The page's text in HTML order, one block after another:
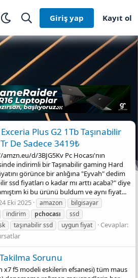
Giriş yap Kayıt ol
Plus G2 1Tb Taşınabilir
De Sadece 3419₺
d/3BJG5Kv Pc Hocası'nın
indirimli bir Taşınabilir gaming Hard
görünce bir anlığına "Eyvah" dedim
ssd fiyatları o kadar mı arttı acaba?" diye
ki bu ürünü buldum ve aynı fiyat...
Eki 2025 amazon
bilgisayar
i̇ndirim pchocası
ssd
taşınabilir ssd uygun fiyat
Cevaplar:
Sorunu
x7 f5 modeli eskilerin efsanesi) tüm maus